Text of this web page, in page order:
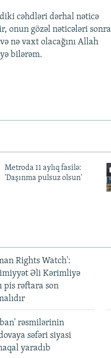
cəhdləri dərhal nəticə
onun gözəl nəticələri sonra
nə vaxt olacağını Allah
bilərəm.
Metroda 11 aylıq fasilə:
'Daşınma pulsuz olsun'
Rights Watch':
Əli Kərimliyə
pis rəftara son
rəsmilərinin
səfəri siyasi
yaradıb